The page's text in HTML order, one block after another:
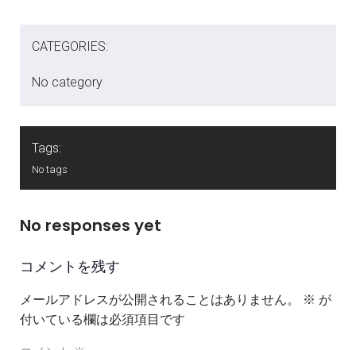
CATEGORIES:
No category
Tags:
No tags
No responses yet
コメントを残す
メールアドレスが公開されることはありません。 ※ が
付いている欄は必須項目です